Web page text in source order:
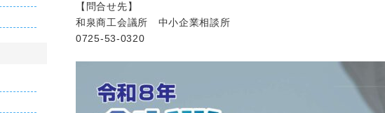
【問合せ先】
和泉商工会議所 中小企業相談所
0725-53-0320